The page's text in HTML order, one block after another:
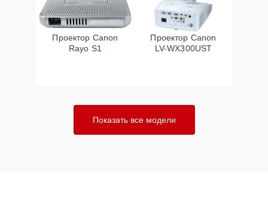
Проектор Canon
Rayo S1
Проектор Canon
LV-WX300UST
Показать все модели